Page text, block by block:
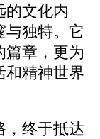
的文化内
与独特。它
篇章，更为
和精神世界
，终于抵达